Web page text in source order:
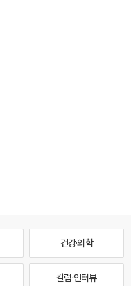
건강·의학
칼럼·인터뷰